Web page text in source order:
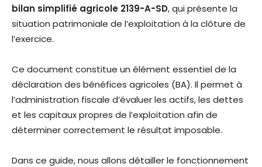
bilan simplifié agricole 2139-A-SD, qui présente la
situation patrimoniale de l’exploitation à la clôture de
l’exercice.
Ce document constitue un élément essentiel de la
déclaration des bénéfices agricoles (BA). Il permet à
l’administration fiscale d’évaluer les actifs, les dettes
et les capitaux propres de l’exploitation afin de
déterminer correctement le résultat imposable.
Dans ce guide, nous allons détailler le fonctionnement